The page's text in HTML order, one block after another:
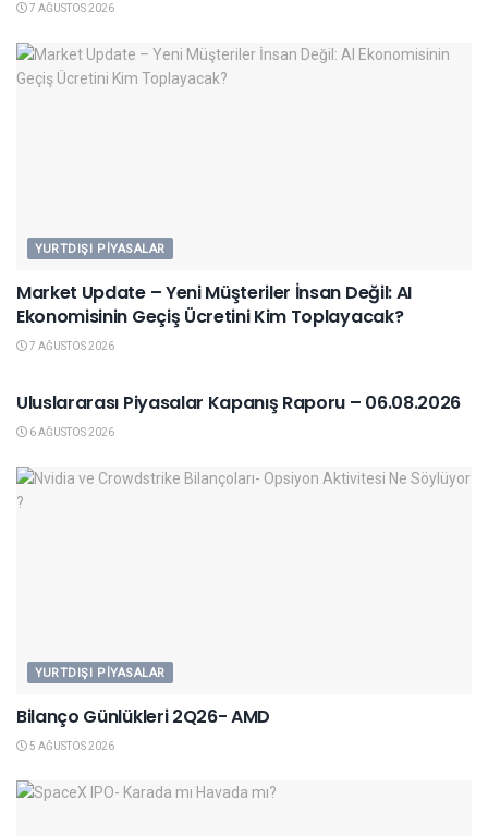
7 AĞUSTOS 2026
YURTDIŞI PIYASALAR
Market Update – Yeni Müşteriler İnsan Değil: AI
Ekonomisinin Geçiş Ücretini Kim Toplayacak?
7 AĞUSTOS 2026
Uluslararası Piyasalar Kapanış Raporu – 06.08.2026
6 AĞUSTOS 2026
YURTDIŞI PIYASALAR
Bilanço Günlükleri 2Q26- AMD
5 AĞUSTOS 2026